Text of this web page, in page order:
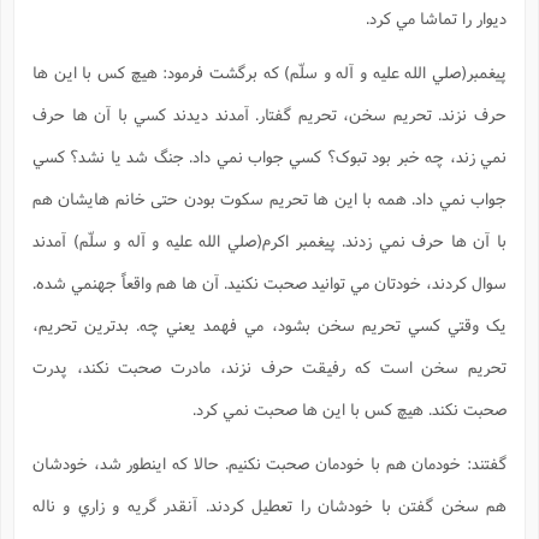
ديوار را تماشا مي کرد.
پيغمبر(صلي الله عليه و آله و سلّم) که برگشت فرمود: هيچ کس با اين ها
حرف نزند. تحريم سخن، تحريم گفتار. آمدند ديدند کسي با آن ها حرف
نمي زند، چه خبر بود تبوک؟ کسي جواب نمي داد. جنگ شد يا نشد؟ کسي
جواب نمي داد. همه با اين ها تحريم سکوت بودن حتی خانم هايشان هم
با آن ها حرف نمي زدند. پيغمبر اکرم(صلي الله عليه و آله و سلّم) آمدند
سوال کردند، خودتان مي توانيد صحبت نکنيد. آن ها هم واقعاً جهنمي شده.
يک وقتي کسي تحريم سخن بشود، مي فهمد يعني چه. بدترين تحريم،
تحريم سخن است که رفيقت حرف نزند، مادرت صحبت نکند، پدرت
صحبت نکند. هيچ کس با اين ها صحبت نمي کرد.
گفتند: خودمان هم با خودمان صحبت نکنيم. حالا که اينطور شد، خودشان
هم سخن گفتن با خودشان را تعطيل کردند. آنقدر گريه و زاري و ناله